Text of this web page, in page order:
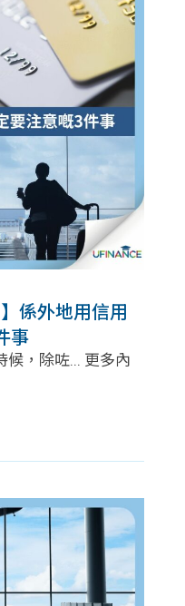
計數
機
款
貸款
機
Gui
de
校園
Gui
de
理財
de
101
係外地用信用
事
候，除咗... 更多內